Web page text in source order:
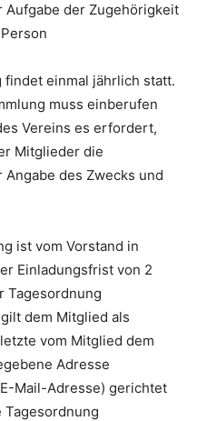
Aufgabe der Zugehörigkeit
einmal jährlich statt.
muss einberufen
Vereins es erfordert,
Mitglieder die
des Zwecks und
ist vom Vorstand in
Einladungsfrist von 2
Tagesordnung
dem Mitglied als
vom Mitglied dem
Adresse
Mail-Adresse) gerichtet